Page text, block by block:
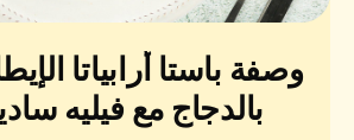
المطبخ
وصفة باستا أرابياتا
بالدجاج مع فيليه